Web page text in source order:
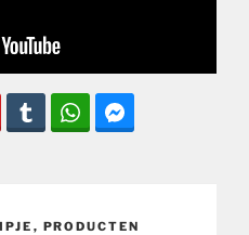
, PRODUCTEN